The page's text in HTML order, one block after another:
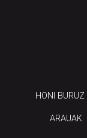
HONI BURUZ
ARAUAK